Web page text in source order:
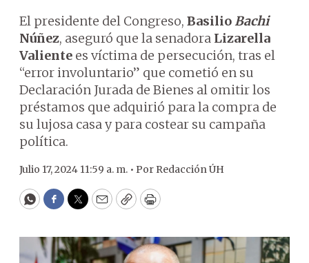
El presidente del Congreso, BasilioBachi
Núñez, aseguró que la senadora Lizarella
Valiente es víctima de persecución, tras el
“error involuntario” que cometió en su
Declaración Jurada de Bienes al omitir los
préstamos que adquirió para la compra de
su lujosa casa y para costear su campaña
política.
Julio 17, 2024 11:59 a. m. • Por Redacción ÚH
WhatsApp
Facebook
Twitter
EmailCopyPrint